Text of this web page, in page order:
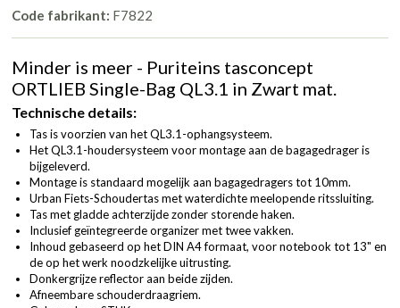
Code fabrikant: F7822
Minder is meer - Puriteins tasconcept
ORTLIEB Single-Bag QL3.1 in Zwart mat.
Technische details:
Tas is voorzien van het QL3.1-ophangsysteem.
Het QL3.1-houdersysteem voor montage aan de bagagedrager is
bijgeleverd.
Montage is standaard mogelijk aan bagagedragers tot 10mm.
Urban Fiets-Schoudertas met waterdichte meelopende ritssluiting.
Tas met gladde achterzijde zonder storende haken.
Inclusief geïntegreerde organizer met twee vakken.
Inhoud gebaseerd op het DIN A4 formaat, voor notebook tot 13" en
de op het werk noodzkelijke uitrusting.
Donkergrijze reflector aan beide zijden.
Afneembare schouderdraagriem.